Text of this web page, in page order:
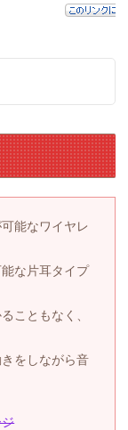
能なワイヤレ
な片耳タイプ
こともなく、
をしながら音